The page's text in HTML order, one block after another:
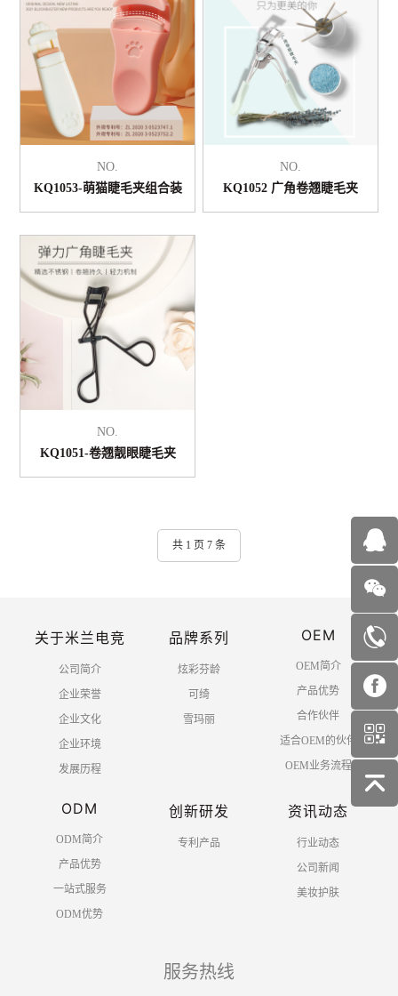
NO.
KQ1053-萌猫睫毛夹组合装
NO.
KQ1052 广角卷翘睫毛夹
NO.
KQ1051-卷翘靓眼睫毛夹
共 1 页 7 条
关于米兰电竞
公司简介
企业荣誉
企业文化
企业环境
发展历程
品牌系列
炫彩芬龄
可绮
雪玛丽
OEM
OEM简介
产品优势
合作伙伴
适合OEM的伙伴
OEM业务流程
ODM
ODM简介
产品优势
一站式服务
ODM优势
创新研发
专利产品
资讯动态
行业动态
公司新闻
美妆护肤
服务热线